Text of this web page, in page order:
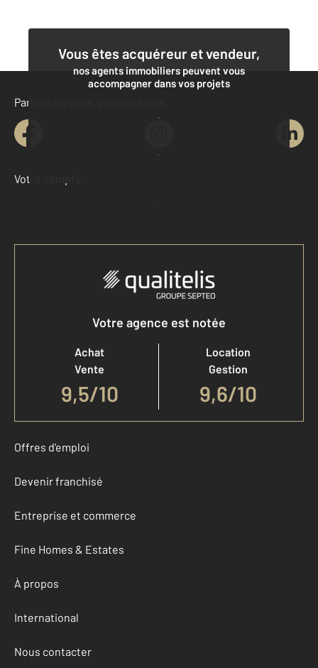
Vous êtes acquéreur et vendeur,
nos agents immobiliers peuvent vous
accompagner dans vos projets
Contacter l'agence
Demander une estimation
Parlons de vous, parlons biens
Votre compte :
Accéder à mon compte
Votre agence est notée
Achat
Vente
9,5/10
Location
Gestion
9,6/10
Offres d'emploi
Devenir franchisé
Entreprise et commerce
Fine Homes & Estates
À propos
International
Nous contacter